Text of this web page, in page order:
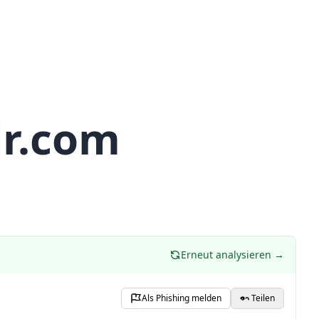
Erneut analysieren →
Als Phishing melden Teilen